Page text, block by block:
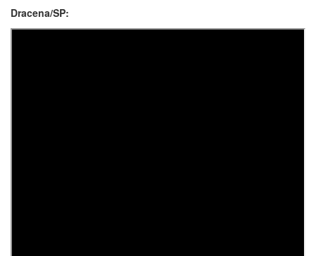
Dracena/SP: